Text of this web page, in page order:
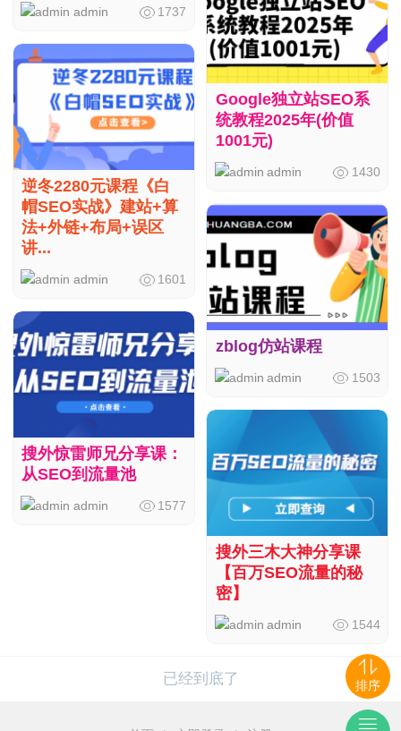
admin 1737
逆冬2280元课程《白
帽SEO实战》建站+算
法+外链+布局+误区
讲...
admin 1601
搜外惊雷师兄分享课：
从SEO到流量池
admin 1577
Google独立站SEO系
统教程2025年(价值
1001元)
admin 1430
zblog仿站课程
admin 1503
搜外三木大神分享课
【百万SEO流量的秘
密】
admin 1544
已经到底了 排序